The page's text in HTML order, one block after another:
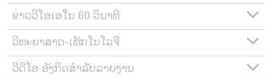
ຂ່າວວີໂອເອໃນ 60 ວິນາທີ
ວິທະຍາສາດ-ເທັກໂນໂລຈີ
ວີດີໂອ ອັງກິດສຳລັບລາຍງານ